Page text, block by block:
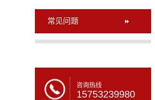
常见问题
咨询热线
15753239980